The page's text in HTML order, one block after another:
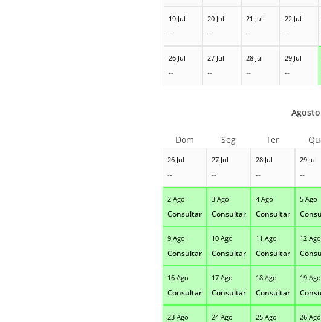
19 Jul
--
20 Jul
--
21 Jul
--
22 Jul
--
26 Jul
--
27 Jul
--
28 Jul
--
29 Jul
--
26 Jul
--
27 Jul
--
28 Jul
--
29 Jul
--
2 Ago
Consultar
3 Ago
Consultar
4 Ago
Consultar
5 Ago
9 Ago
Consultar
10 Ago
Consultar
11 Ago
Consultar
12 Ago
16 Ago
Consultar
17 Ago
Consultar
18 Ago
Consultar
19 Ago
23 Ago 24 Ago 25 Ago 26 Ago
Dom Seg Ter